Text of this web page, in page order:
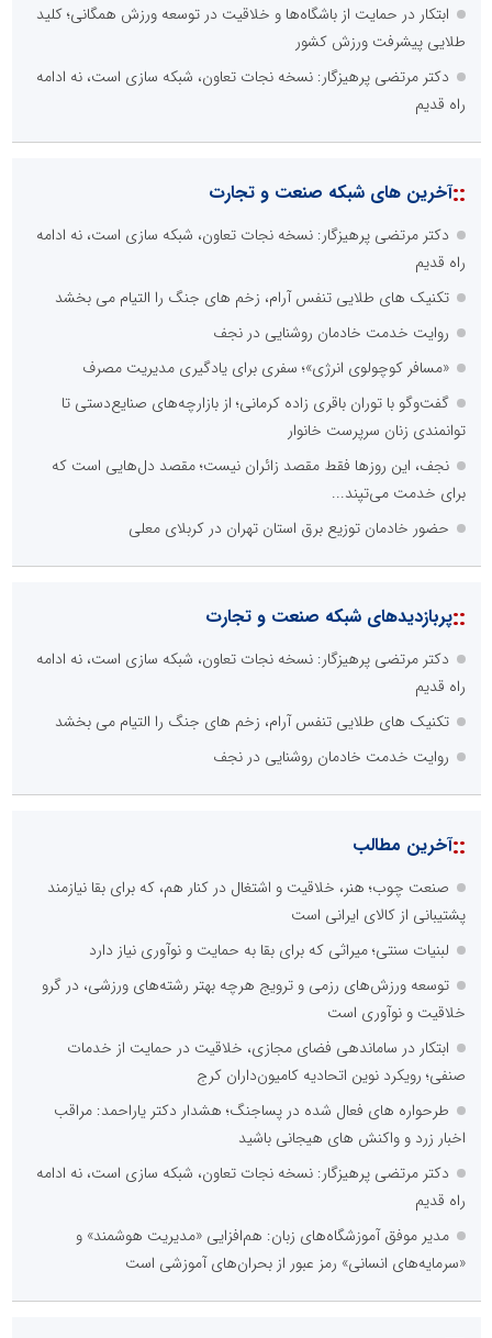
ابتکار در حمایت از باشگاه‌ها و خلاقیت در توسعه ورزش همگانی؛ کلید
طلایی پیشرفت ورزش کشور
دکتر مرتضی پرهیزگار: نسخه نجات تعاون، شبکه سازی است، نه ادامه
راه قدیم
::آخرین های شبکه صنعت و تجارت
دکتر مرتضی پرهیزگار: نسخه نجات تعاون، شبکه سازی است، نه ادامه
راه قدیم
تکنیک های طلایی تنفس آرام، زخم های جنگ را التیام می بخشد
روایت خدمت خادمان روشنایی در نجف
«مسافر کوچولوی انرژی»؛ سفری برای یادگیری مدیریت مصرف
گفت‌وگو با توران باقری‌ زاده کرمانی؛ از بازارچه‌های صنایع‌دستی تا
توانمندی زنان سرپرست خانوار
نجف، این روزها فقط مقصد زائران نیست؛ مقصد دل‌هایی است که
برای خدمت می‌تپند...
حضور خادمان توزیع برق استان تهران در کربلای معلی
::پربازدیدهای شبکه صنعت و تجارت
دکتر مرتضی پرهیزگار: نسخه نجات تعاون، شبکه سازی است، نه ادامه
راه قدیم
تکنیک های طلایی تنفس آرام، زخم های جنگ را التیام می بخشد
روایت خدمت خادمان روشنایی در نجف
::آخرین مطالب
صنعت چوب؛ هنر، خلاقیت و اشتغال در کنار هم، که برای بقا نیازمند
پشتیبانی از کالای ایرانی است
لبنیات سنتی؛ میراثی که برای بقا به حمایت و نوآوری نیاز دارد
توسعه ورزش‌های رزمی و ترویج هرچه بهتر رشته‌های ورزشی، در گرو
خلاقیت و نوآوری است
ابتکار در ساماندهی فضای مجازی، خلاقیت در حمایت از خدمات
صنفی؛ رویکرد نوین اتحادیه کامیون‌داران کرج
طرحواره های فعال شده در پساجنگ؛ هشدار دکتر یاراحمد: مراقب
اخبار زرد و واکنش های هیجانی باشید
دکتر مرتضی پرهیزگار: نسخه نجات تعاون، شبکه سازی است، نه ادامه
راه قدیم
مدیر موفق آموزشگاه‌های زبان: هم‌افزایی «مدیریت هوشمند» و
«سرمایه‌های انسانی» رمز عبور از بحران‌های آموزشی است